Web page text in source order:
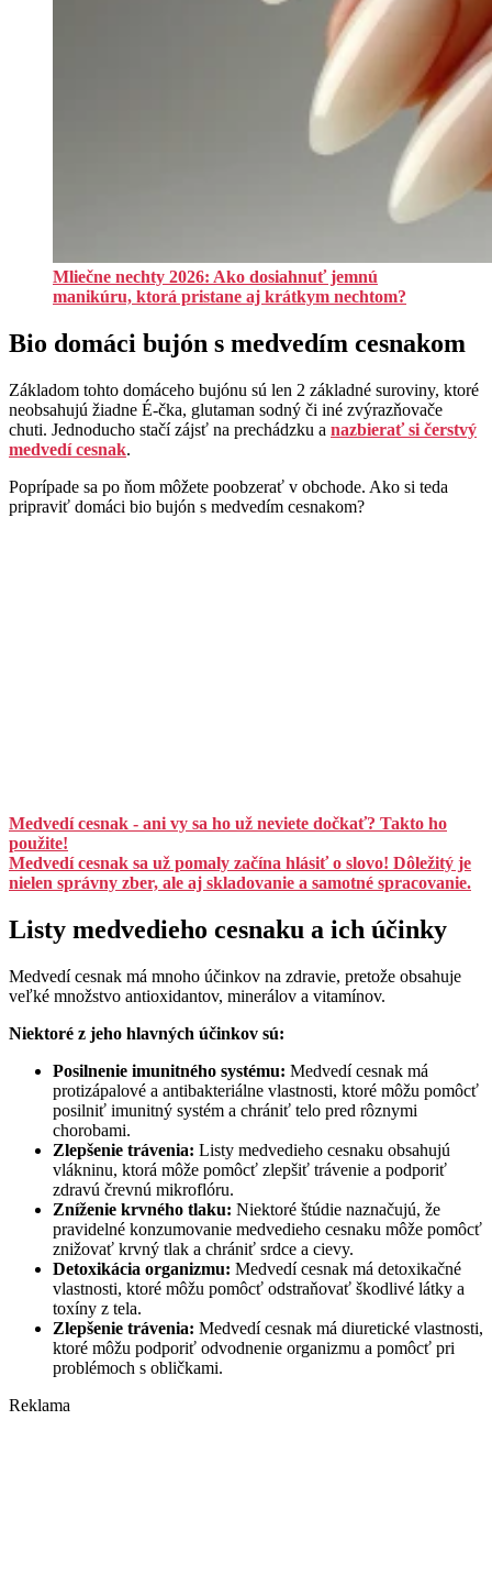
Mliečne nechty 2026: Ako dosiahnuť jemnú
manikúru, ktorá pristane aj krátkym nechtom?
Bio domáci bujón s medvedím cesnakom
Základom tohto domáceho bujónu sú len 2 základné suroviny, ktoré
neobsahujú žiadne É-čka, glutaman sodný či iné zvýrazňovače
chuti. Jednoducho stačí zájsť na prechádzku a nazbierať si čerstvý
medvedí cesnak.
Poprípade sa po ňom môžete poobzerať v obchode. Ako si teda
pripraviť domáci bio bujón s medvedím cesnakom?
Medvedí cesnak - ani vy sa ho už neviete dočkať? Takto ho
použite!
Medvedí cesnak sa už pomaly začína hlásiť o slovo! Dôležitý je
nielen správny zber, ale aj skladovanie a samotné spracovanie.
Listy medvedieho cesnaku a ich účinky
Medvedí cesnak má mnoho účinkov na zdravie, pretože obsahuje
veľké množstvo antioxidantov, minerálov a vitamínov.
Niektoré z jeho hlavných účinkov sú:
Posilnenie imunitného systému: Medvedí cesnak má
protizápalové a antibakteriálne vlastnosti, ktoré môžu pomôcť
posilniť imunitný systém a chrániť telo pred rôznymi
chorobami.
Zlepšenie trávenia: Listy medvedieho cesnaku obsahujú
vlákninu, ktorá môže pomôcť zlepšiť trávenie a podporiť
zdravú črevnú mikroflóru.
Zníženie krvného tlaku: Niektoré štúdie naznačujú, že
pravidelné konzumovanie medvedieho cesnaku môže pomôcť
znižovať krvný tlak a chrániť srdce a cievy.
Detoxikácia organizmu: Medvedí cesnak má detoxikačné
vlastnosti, ktoré môžu pomôcť odstraňovať škodlivé látky a
toxíny z tela.
Zlepšenie trávenia: Medvedí cesnak má diuretické vlastnosti,
ktoré môžu podporiť odvodnenie organizmu a pomôcť pri
problémoch s obličkami.
Reklama